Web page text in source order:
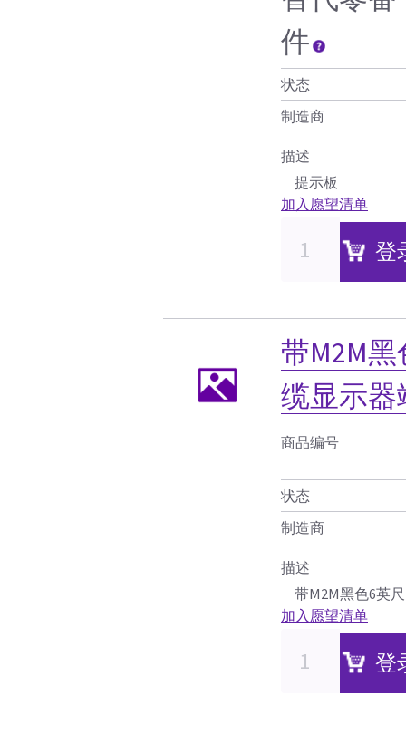
件
状态
制造商
描述
提示板
加入愿望清单
登
带M2M
缆显示器
商品编号
状态
制造商
描述
带M2M黑色6英
加入愿望清单
登